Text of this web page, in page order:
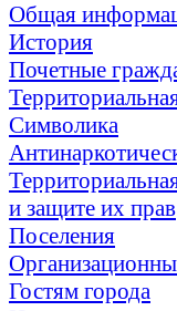
Общая
История
Почетные
Символика
и защите их прав
Поселения
Гостям города